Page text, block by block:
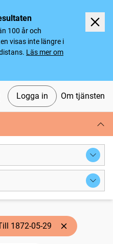
100 år och
visas inte längre i
Läs mer om
Logga in Om tjänsten
1872-05-29